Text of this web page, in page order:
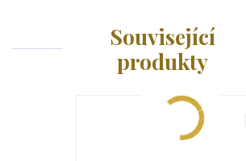
Související
produkty